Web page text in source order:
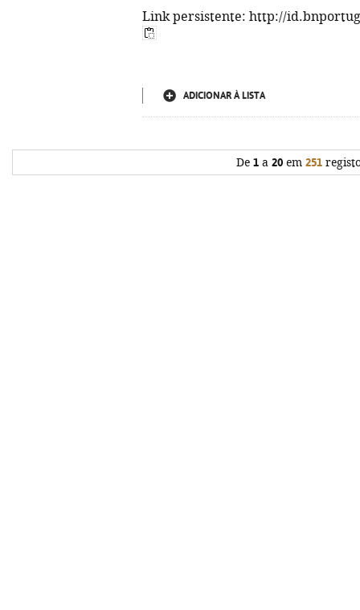
Link persistente: http://
ADICIONAR À LISTA
De 1 a 20 em 251